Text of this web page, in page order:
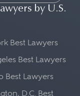
by U.S.
Best Lawyers
Best Lawyers
Best Lawyers
D.C. Best